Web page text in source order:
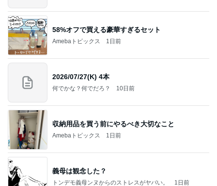
58%オフで買える豪華すぎるセット
Amebaトピックス 1日前
2026/07/27(K) 4本
何でかな？何でだろ？ 10日前
収納用品を買う前にやるべき大切なこと
Amebaトピックス 1日前
義母は観念した？
トンデモ義母ンヌからのストレスがヤバい。 1日前